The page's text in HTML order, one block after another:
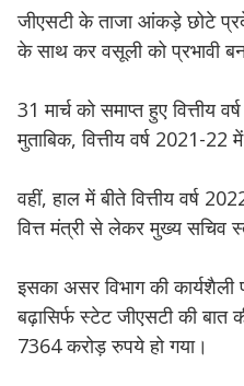
जीएसटी के ताजा आंकड़े छोटे
के साथ कर वसूली को प्रभावी
31 मार्च को समाप्त हुए
मुताबिक, वित्तीय वर्ष 2021-
वहीं, हाल में बीते वित्तीय वर्ष
वित्त मंत्री से लेकर मुख्य सचिव
इसका असर विभाग की
बढ़ासिर्फ स्टेट जीएसटी की
7364 करोड़ रुपये हो गया।